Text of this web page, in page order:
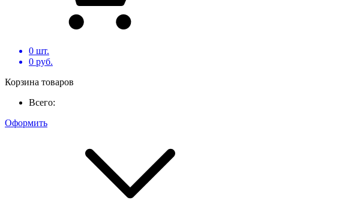
0 шт.
0 руб.
Корзина товаров
Всего:
Оформить